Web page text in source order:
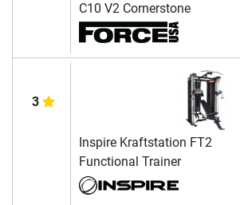
C10 V2 Cornerstone
3
Inspire Kraftstation FT2
Functional Trainer